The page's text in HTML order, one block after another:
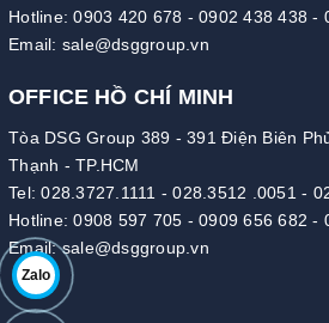
Zalo
Hotline:0903 420 678 - 0902 438 438 -
Email: sale@dsggroup.vn
OFFICE HỒ CHÍ MINH
Tòa DSG Group 389 - 391 Điện Biên
Thạnh - TP.HCM
Tel:028.3727.1111 -028.3512 .0051 -
Hotline:0908 597 705 - 0909 656 682 -
Email:sale@dsggroup.vn